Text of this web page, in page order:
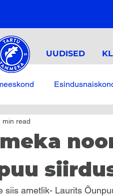
UUDISED
min read
siis ametlik- Laurits